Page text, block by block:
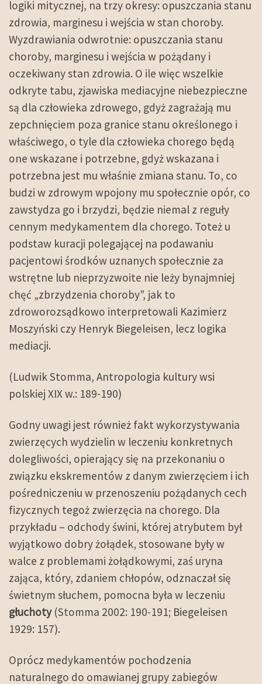
logiki mitycznej, na trzy okresy: opuszczania stanu
zdrowia, marginesu i wejścia w stan choroby.
Wyzdrawiania odwrotnie: opuszczania stanu
choroby, marginesu i wejścia w pożądany i
oczekiwany stan zdrowia. O ile więc wszelkie
odkryte tabu, zjawiska mediacyjne niebezpieczne
są dla człowieka zdrowego, gdyż zagrażają mu
zepchnięciem poza granice stanu określonego i
właściwego, o tyle dla człowieka chorego będą
one wskazane i potrzebne, gdyż wskazana i
potrzebna jest mu właśnie zmiana stanu. To, co
budzi w zdrowym wpojony mu społecznie opór, co
zawstydza go i brzydzi, będzie niemal z reguły
cennym medykamentem dla chorego. Toteż u
podstaw kuracji polegającej na podawaniu
pacjentowi środków uznanych społecznie za
wstrętne lub nieprzyzwoite nie leży bynajmniej
chęć „zbrzydzenia choroby”, jak to
zdroworozsądkowo interpretowali Kazimierz
Moszyński czy Henryk Biegeleisen, lecz logika
mediacji.
(Ludwik Stomma, Antropologia kultury wsi
polskiej XIX w.: 189-190)
Godny uwagi jest również fakt wykorzystywania
zwierzęcych wydzielin w leczeniu konkretnych
dolegliwości, opierający się na przekonaniu o
związku ekskrementów z danym zwierzęciem i ich
pośredniczeniu w przenoszeniu pożądanych cech
fizycznych tegoż zwierzęcia na chorego. Dla
przykładu – odchody świni, której atrybutem był
wyjątkowo dobry żołądek, stosowane były w
walce z problemami żołądkowymi, zaś uryna
zająca, który, zdaniem chłopów, odznaczał się
świetnym słuchem, pomocna była w leczeniu
głuchoty(Stomma 2002: 190-191; Biegeleisen
1929: 157).
Oprócz medykamentów pochodzenia
naturalnego do omawianej grupy zabiegów